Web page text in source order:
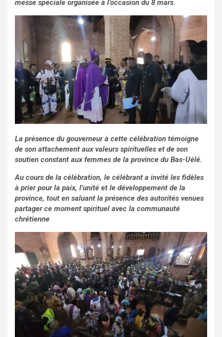
messe spéciale organisée à l’occasion du 8 mars.
La présence du gouverneur à cette célébration témoigne
de son attachement aux valeurs spirituelles et de son
soutien constant aux femmes de la province du Bas-Uélé.
Au cours de la célébration, le célébrant a invité les fidèles
à prier pour la paix, l’unité et le développement de la
province, tout en saluant la présence des autorités venues
partager ce moment spirituel avec la communauté
chrétienne